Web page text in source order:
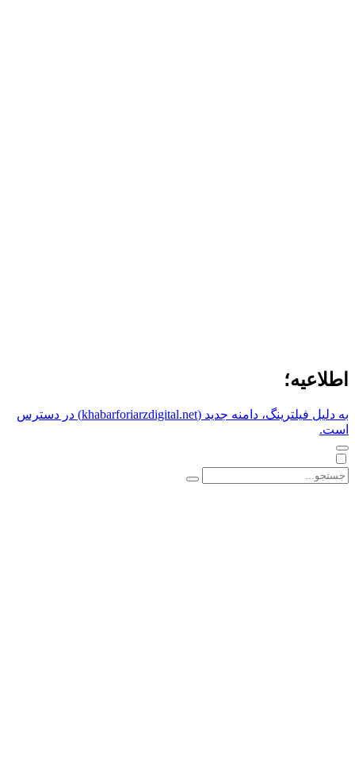
اطلاعیه؛
به دلیل فیلترینگ، دامنه جدید (khabarforiarzdigital.net) در دسترس
است.